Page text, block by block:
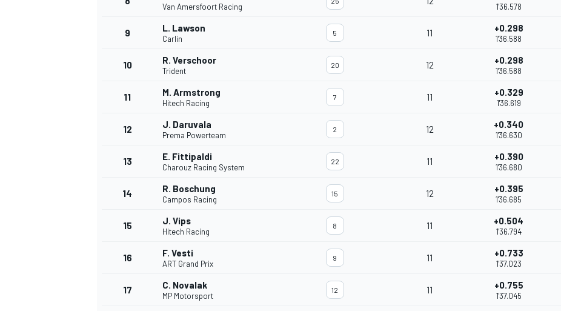
DTM
Van Amersfoort Racing 1'36.578
9 L. Lawson
Carlin
5 11 +0.298
1'36.588
10 R. Verschoor
Trident
20 12 +0.298
1'36.588
11 M. Armstrong
Hitech Racing
7 11 +0.329
1'36.619
12 J. Daruvala
Prema Powerteam
2 12 +0.340
1'36.630
13 E. Fittipaldi
Charouz Racing System
22 11 +0.390
1'36.680
14 R. Boschung
Campos Racing
15 12 +0.395
1'36.685
15 J. Vips
Hitech Racing
8 11 +0.504
1'36.794
16 F. Vesti
ART Grand Prix
9 11 +0.733
1'37.023
17 C. Novalak
MP Motorsport
12 11 +0.755
1'37.045